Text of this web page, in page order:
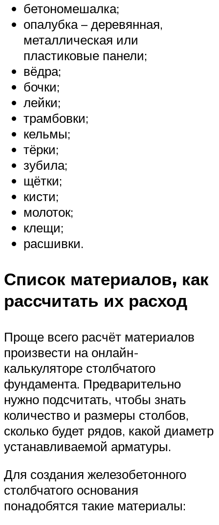
бетономешалка;
опалубка – деревянная,
металлическая или
пластиковые панели;
вёдра;
бочки;
лейки;
трамбовки;
кельмы;
тёрки;
зубила;
щётки;
кисти;
молоток;
клещи;
расшивки.
Список материалов, как
рассчитать их расход
Проще всего расчёт материалов
произвести на онлайн-
калькуляторе столбчатого
фундамента. Предварительно
нужно подсчитать, чтобы знать
количество и размеры столбов,
сколько будет рядов, какой диаметр
устанавливаемой арматуры.
Для создания железобетонного
столбчатого основания
понадобятся такие материалы: